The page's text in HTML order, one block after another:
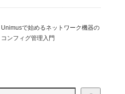
Unimusで始めるネットワーク機器の
コンフィグ管理入門